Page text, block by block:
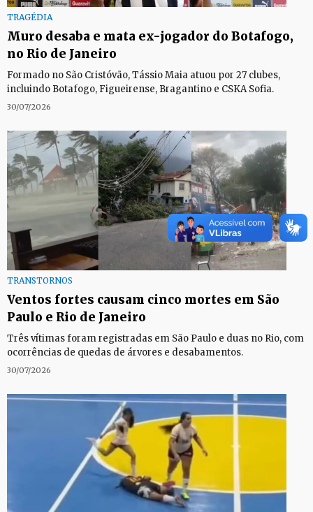
TRAGÉDIA
Muro desaba e mata ex-jogador do Botafogo,
no Rio de Janeiro
Formado no São Cristóvão, Tássio Maia atuou por 27 clubes,
incluindo Botafogo, Figueirense, Bragantino e CSKA Sofia.
30/07/2026
TRANSTORNOS
Ventos fortes causam cinco mortes em São
Paulo e Rio de Janeiro
Três vítimas foram registradas em São Paulo e duas no Rio, com
ocorrências de quedas de árvores e desabamentos.
30/07/2026